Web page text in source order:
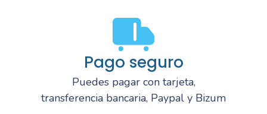
Pago seguro
Puedes pagar con tarjeta,
transferencia bancaria, Paypal y Bizum